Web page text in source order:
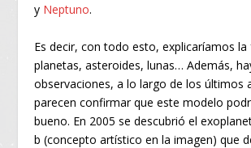
y Neptuno.
Es decir, con todo esto, explicaríamos
planetas, asteroides, lunas… Además,
observaciones, a lo largo de los últimos
parecen confirmar que este modelo
bueno. En 2005 se descubrió el
b (concepto artístico en la imagen) que